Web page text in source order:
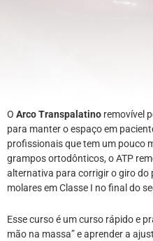
O Arco Transpalatino removível
para manter o espaço em
profissionais que tem um pouco
grampos ortodônticos, o ATP
alternativa para corrigir o giro do
molares em Classe I no final do
Esse curso é um curso rápido e
mão na massa” e aprender a